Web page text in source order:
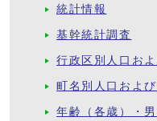
統計情報
基幹統計調査
行政区別人口お
町名別人口およ
年齢（各歳）・男